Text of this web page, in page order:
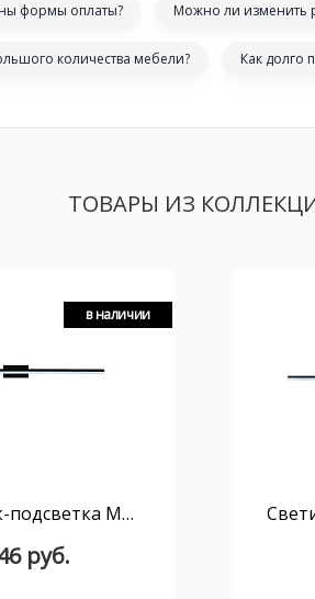
формы оплаты? Можно ли изменить
количества мебели? Как долго
ТОВАРЫ ИЗ
в наличии
Светильник-подсветка MANTRA Morne 7483
руб.